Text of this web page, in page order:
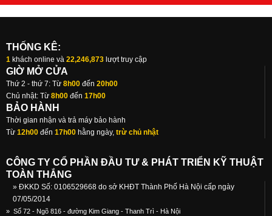
THỐNG KÊ:
1 khách online và 22,246,873 lượt truy cập
GIỜ MỞ CỬA
Thứ 2 - thứ 7: Từ 8h00 đến 20h00
Chủ nhật: Từ 8h00 đến 17h00
BẢO HÀNH
Thời gian nhận và trả máy bảo hành
Từ 12h00 đến 17h00 hằng ngày, trừ chủ nhật
CÔNG TY CỔ PHẦN ĐẦU TƯ & PHÁT TRIỂN KỸ THUẬT
TOÀN THẮNG
» ĐKKD Số: 0106529668 do sở KHĐT Thành Phố Hà Nội cấp ngày
07/05/2014
» Số 72 - Ngõ 816 - đường Kim Giang - Thanh Trì - Hà Nội